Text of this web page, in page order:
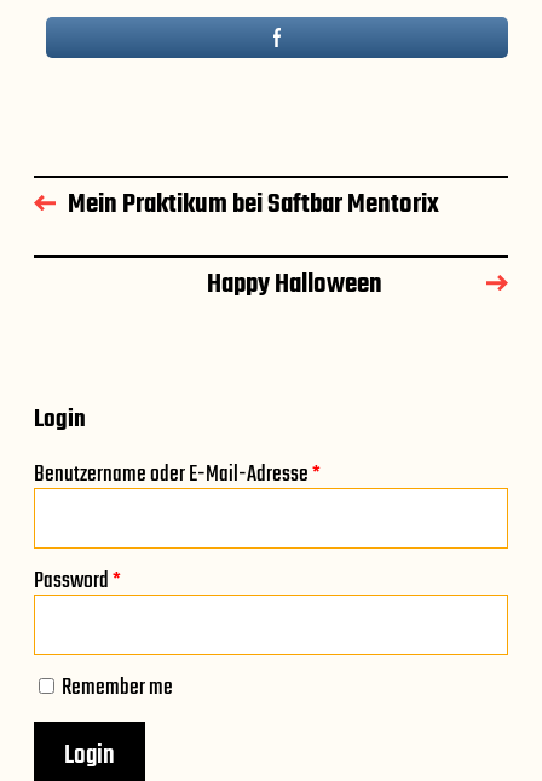
Mein Praktikum bei Saftbar Mentorix
Happy Halloween
Login
Benutzername oder E-Mail-Adresse*
Password*
Remember me